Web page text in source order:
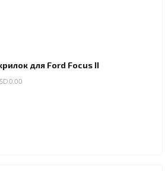
для Ford Focus II